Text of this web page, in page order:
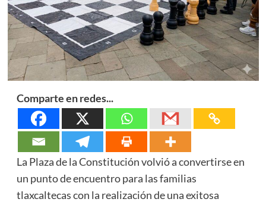
Comparte en redes...
La Plaza de la Constitución volvió a convertirse en
un punto de encuentro para las familias
tlaxcaltecas con la realización de una exitosa